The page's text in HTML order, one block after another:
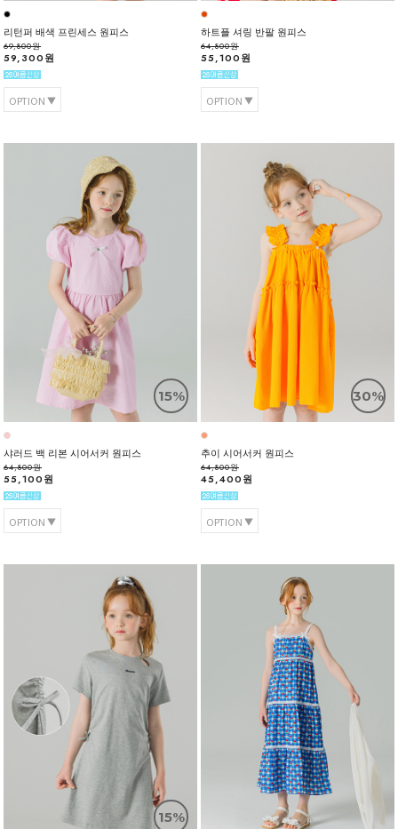
리턴퍼 배색 프린세스 원피스
69,800원
59,300원
OPTION
하트플 셔링 반팔 원피스
64,800원
55,100원
OPTION
15%
샤러드 백 리본 시어서커 원피스
64,800원
55,100원
OPTION
30%
추이 시어서커 원피스
64,800원
45,400원
OPTION
15%